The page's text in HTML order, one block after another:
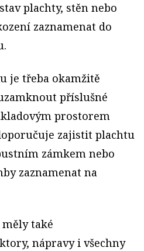
plachty, stěn nebo
zaznamenat do
je třeba okamžitě
příslušné
prostorem
zajistit plachtu
zámkem nebo
zaznamenat na
také
nápravy i všechny